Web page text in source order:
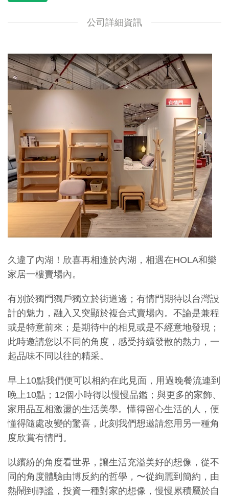
公司詳細資訊
久違了內湖！欣喜再相逢於內湖，相遇在HOLA和樂
家居一樓賣場內。
有別於獨門獨戶獨立於街道邊；有情門期待以台灣設
計的魅力，融入又突顯於複合式賣場內。不論是兼程
或是特意前來；是期待中的相見或是不經意地發現；
此時邀請您以不同的角度，感受持續發散的熱力，一
起品味不同以往的精采。
早上10點我們便可以相約在此見面，用過晚餐流連到
晚上10點；12個小時得以慢慢品鑑；與更多的家飾、
家用品互相激盪的生活美學。懂得留心生活的人，便
懂得隨處改變的驚喜，此刻我們想邀請您用另一種角
度欣賞有情門。
以繽紛的角度看世界，讓生活充溢美好的想像，從不
同的角度體驗由博反約的哲學，〜從絢麗到簡約，由
熱鬧到靜謐，投資一種對家的想像，慢慢累積屬於自